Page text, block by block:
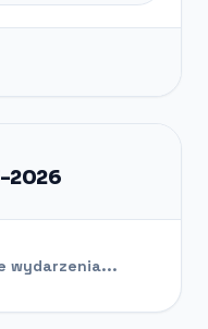
2026
wydarzenia...